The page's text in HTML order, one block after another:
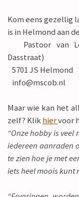
Kom eens gezellig
is in Helmond aan
Pastoor van
Dasstraat)
5701 JS Helmond
info@mscob.nl
Maar wie kan het
zelf? Klikhiervoor
“Onze hobby is
iedereen aanraden
te zien hoe je met
iets heel moois kunt